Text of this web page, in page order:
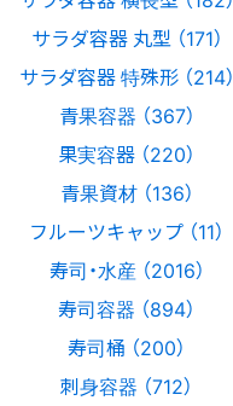
サラダ容器 丸型 （171）
サラダ容器 特殊形 （214）
青果容器 （367）
果実容器 （220）
青果資材 （136）
フルーツキャップ （11）
寿司・水産 （2016）
寿司容器 （894）
寿司桶 （200）
刺身容器 （712）